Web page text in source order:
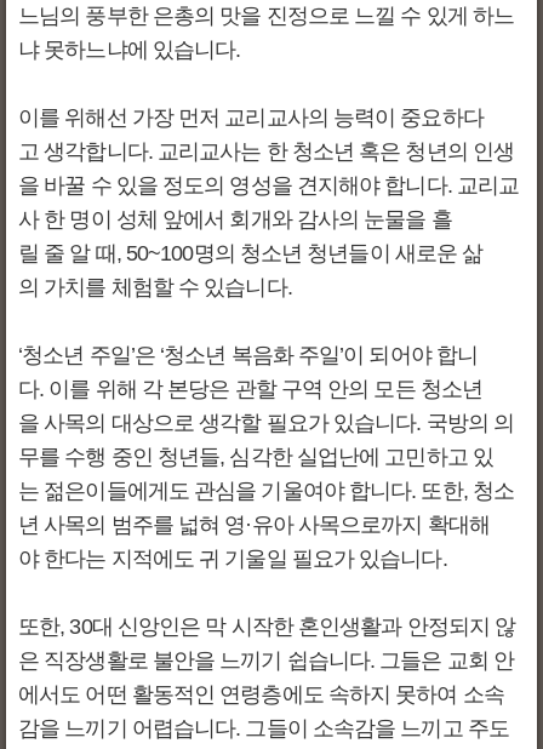
느님의 풍부한 은총의 맛을 진정으로 느낄 수 있게 하느
냐 못하느냐에 있습니다.
이를 위해선 가장 먼저 교리교사의 능력이 중요하다
고 생각합니다. 교리교사는 한 청소년 혹은 청년의 인생
을 바꿀 수 있을 정도의 영성을 견지해야 합니다. 교리교
사 한 명이 성체 앞에서 회개와 감사의 눈물을 흘
릴 줄 알 때, 50~100명의 청소년 청년들이 새로운 삶
의 가치를 체험할 수 있습니다.
‘청소년 주일’은 ‘청소년 복음화 주일’이 되어야 합니
다. 이를 위해 각 본당은 관할 구역 안의 모든 청소년
을 사목의 대상으로 생각할 필요가 있습니다. 국방의 의
무를 수행 중인 청년들, 심각한 실업난에 고민하고 있
는 젊은이들에게도 관심을 기울여야 합니다. 또한, 청소
년 사목의 범주를 넓혀 영·유아 사목으로까지 확대해
야 한다는 지적에도 귀 기울일 필요가 있습니다.
또한, 30대 신앙인은 막 시작한 혼인생활과 안정되지 않
은 직장생활로 불안을 느끼기 쉽습니다. 그들은 교회 안
에서도 어떤 활동적인 연령층에도 속하지 못하여 소속
감을 느끼기 어렵습니다. 그들이 소속감을 느끼고 주도